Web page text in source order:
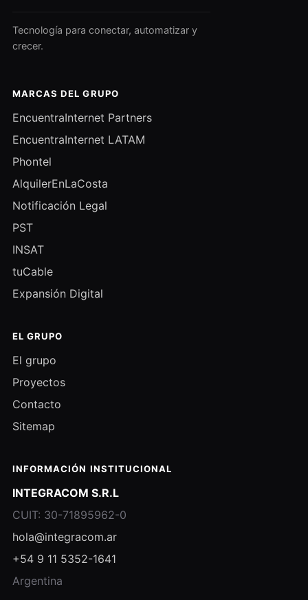
Tecnología para conectar, automatizar y
crecer.
MARCAS DEL GRUPO
EncuentraInternet Partners
EncuentraInternet LATAM
Phontel
AlquilerEnLaCosta
Notificación Legal
PST
INSAT
tuCable
Expansión Digital
EL GRUPO
El grupo
Proyectos
Contacto
Sitemap
INFORMACIÓN INSTITUCIONAL
INTEGRACOM S.R.L
CUIT: 30-71895962-0
hola@integracom.ar
+54 9 11 5352-1641
Argentina